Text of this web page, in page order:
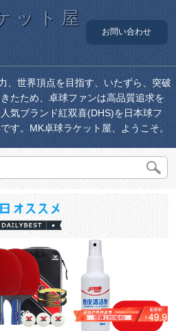
ット屋
お問い合わせ
、世界頂点を目指す、いたずら、突破
たため、卓球ファンは高品質追求を
気ブランド紅双喜(DHS)を日本球フ
す。MK卓球ラケット屋、ようこそ。